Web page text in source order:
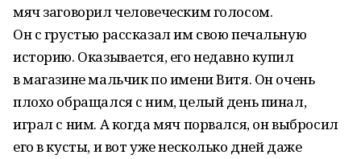
мяч заговорил человеческим голосом.
Он с грустью рассказал им свою печальную
историю. Оказывается, его недавно купил
в магазине мальчик по имени Витя. Он очень
плохо обращался с ним, целый день пинал,
играл с ним. А когда мяч порвался, он выбросил
его в кусты, и вот уже несколько дней даже